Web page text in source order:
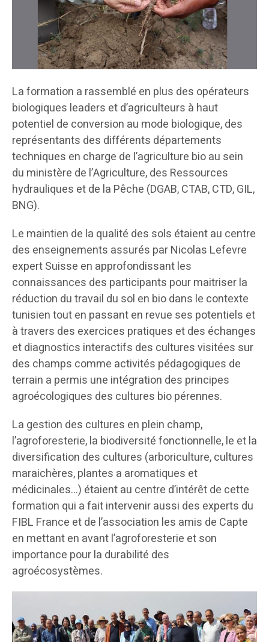
La formation a rassemblé en plus des opérateurs
biologiques leaders et d’agriculteurs à haut
potentiel de conversion au mode biologique, des
représentants des différents départements
techniques en charge de l’agriculture bio au sein
du ministère de l’Agriculture, des Ressources
hydrauliques et de la Pêche (DGAB, CTAB, CTD, GIL,
BNG).
Le maintien de la qualité des sols étaient au centre
des enseignements assurés par Nicolas Lefevre
expert Suisse en approfondissant les
connaissances des participants pour maitriser la
réduction du travail du sol en bio dans le contexte
tunisien tout en passant en revue ses potentiels et
à travers des exercices pratiques et des échanges
et diagnostics interactifs des cultures visitées sur
des champs comme activités pédagogiques de
terrain a permis une intégration des principes
agroécologiques des cultures bio pérennes.
La gestion des cultures en plein champ,
l’agroforesterie, la biodiversité fonctionnelle, le et la
diversification des cultures (arboriculture, cultures
maraichères, plantes a aromatiques et
médicinales…) étaient au centre d’intérêt de cette
formation qui a fait intervenir aussi des experts du
FIBL France et de l’association les amis de Capte
en mettant en avant l’agroforesterie et son
importance pour la durabilité des
agroécosystèmes.